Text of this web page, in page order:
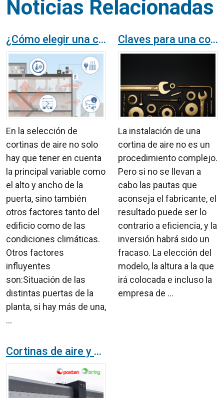
Noticias Relacionadas
¿Cómo elegir una cortina de aire?
En la selección de
cortinas de aire no solo
hay que tener en cuenta
la principal variable como
el alto y ancho de la
puerta, sino también
otros factores tanto del
edificio como de las
condiciones climáticas.
Otros factores
influyentes
son:Situación de las
distintas puertas de la
planta, si hay más de una,
...
Claves para una correcta instalación de las cortinas de aire
La instalación de una
cortina de aire no es un
procedimiento complejo.
Pero si no se llevan a
cabo las pautas que
aconseja el fabricante, el
resultado puede ser lo
contrario a eficiencia, y la
inversión habrá sido un
fracaso. La elección del
modelo, la altura a la que
irá colocada e incluso la
empresa de ...
Cortinas de aire y aerotermos instaladas en el centro logístico de Posten & Bring en Oslo